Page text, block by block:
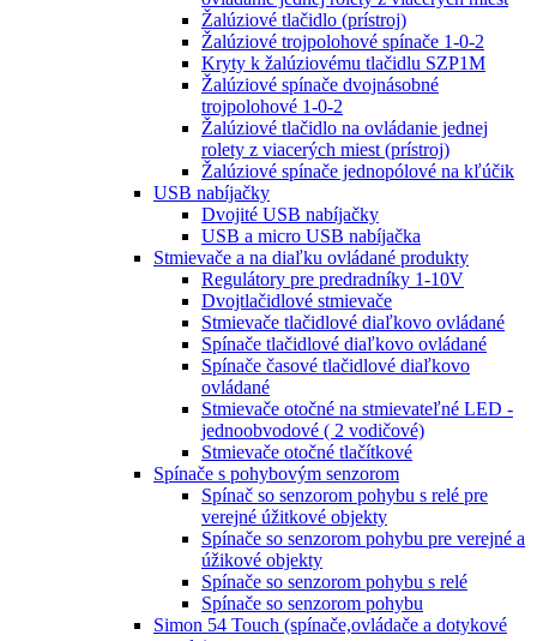
Žalúziové tlačidlo (prístroj)
Žalúziové trojpolohové spínače 1-0-2
Kryty k žalúziovému tlačidlu SZP1M
Žalúziové spínače dvojnásobné
trojpolohové 1-0-2
Žalúziové tlačidlo na ovládanie jednej
rolety z viacerých miest (prístroj)
Žalúziové spínače jednopólové na kľúčik
USB nabíjačky
Dvojité USB nabíjačky
USB a micro USB nabíjačka
Stmievače a na diaľku ovládané produkty
Regulátory pre predradníky 1-10V
Dvojtlačidlové stmievače
Stmievače tlačidlové diaľkovo ovládané
Spínače tlačidlové diaľkovo ovládané
Spínače časové tlačidlové diaľkovo
ovládané
Stmievače otočné na stmievateľné LED -
jednoobvodové ( 2 vodičové)
Stmievače otočné tlačítkové
Spínače s pohybovým senzorom
Spínač so senzorom pohybu s relé pre
verejné úžitkové objekty
Spínače so senzorom pohybu pre verejné a
úžikové objekty
Spínače so senzorom pohybu s relé
Spínače so senzorom pohybu
Simon 54 Touch (spínače,ovládače a dotykové